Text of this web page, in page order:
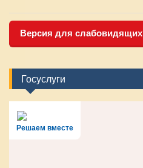
Версия для слабовидящих
Госуслуги
Решаем вместе